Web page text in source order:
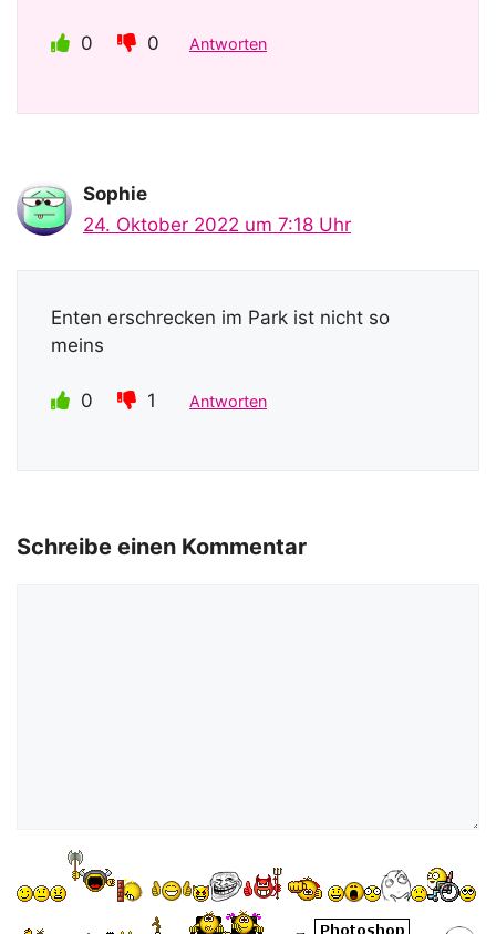
0 0 Antworten
Sophie
24. Oktober 2022 um 7:18 Uhr
Enten erschrecken im Park ist nicht so
meins
0 1 Antworten
Schreibe einen Kommentar